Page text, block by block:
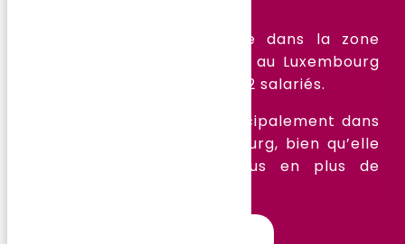
La société est implantée dans la zone
industrielle de Schifflange au Luxembourg
et emploie actuellement 12 salariés.
L’entreprise travaille principalement dans
la moitié Sud du Luxembourg, bien qu’elle
se voit attribuer de plus en plus de